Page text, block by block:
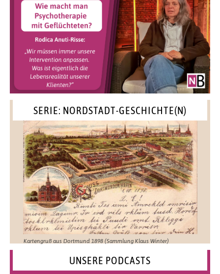
SERIE: NORDSTADT-GESCHICHTE(N)
Kartengruß aus Dortmund 1898 (Sammlung Klaus Winter)
UNSERE PODCASTS